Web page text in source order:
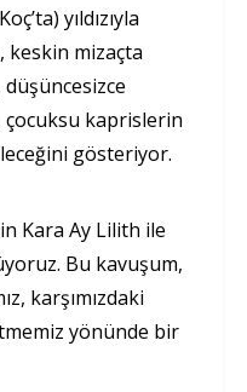
yıldızıyla
keskin mizaçta
düşüncesizce
çocuksu kaprislerin
gösteriyor.
Kara Ay Lilith ile
Bu kavuşum,
karşımızdaki
yönünde bir